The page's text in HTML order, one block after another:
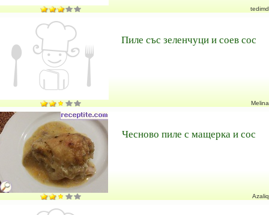
tedimd
Пиле със зеленчуци и соев сос
Melina
Чесново пиле с мащерка и сос
Azaliq